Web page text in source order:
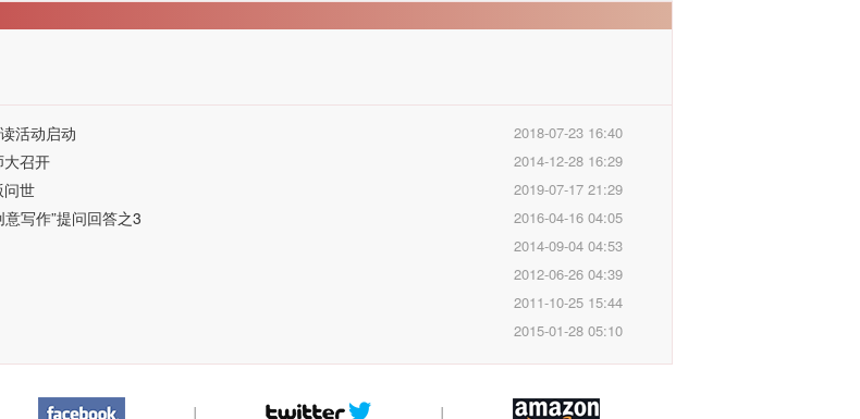
活动启动 2018-07-23 16:40
大召开 2014-12-28 16:29
问世 2019-07-17 21:29
写作”提问回答之3 2016-04-16 04:05
2014-09-04 04:53
2012-06-26 04:39
2011-10-25 15:44
2015-01-28 05:10
| |